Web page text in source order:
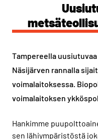
Tampereella
Näsijärven rannalla
voimalaitoksessa.
voimalaitoksen
Hankimme
sen lähiympäristöstä